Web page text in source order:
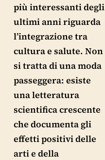
più interessanti degli
ultimi anni riguarda
l’integrazione tra
cultura e salute. Non
si tratta di una moda
passeggera: esiste
una letteratura
scientifica crescente
che documenta gli
effetti positivi delle
arti e della